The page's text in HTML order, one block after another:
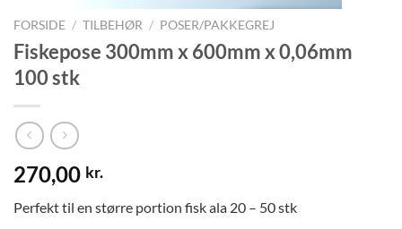
FORSIDE / TILBEHØR / POSER/PAKKEGREJ
Fiskepose 300mm x 600mm x 0,06mm
100 stk
270,00 kr.
Perfekt til en større portion fisk ala 20 – 50 stk